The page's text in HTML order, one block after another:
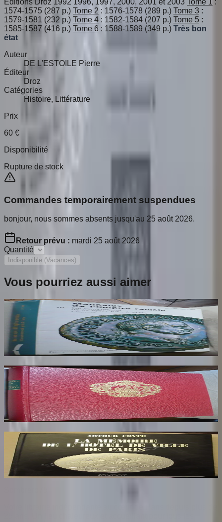
1574-1575 (287 p.) Tome 2 : 1576-1578 (289 p.) Tome 3 :
1579-1581 (232 p.) Tome 4 : 1582-1584 (207 p.) Tome 5 :
1585-1587 (416 p.) Tome 6 : 1588-1589 (349 p.) Très bon
état
Auteur
DE L'ESTOILE Pierre
Éditeur
Droz
Catégories
Histoire, Littérature
Prix
60 €
Disponibilité
Rupture de stock
Commandes temporairement suspendues
bonjour, nous sommes absents jusqu'au 25 août 2026.
Retour prévu : mardi 25 août 2026
Quantité
Indisponible (Vacances)
Vous pourriez aussi aimer
Catalogue Monnaies de l'Empire Romain.
Tome 3. Jean Baptiste Giard
GIARD Jean Baptiste
80€
Armorial de la Ville de Paris. Dédicaces au
Maire de Paris
HERON DE VILLEFOSSE
85€
La Mémoire de l'Hôtel de Ville de Paris
CONTE Arthur
26 €